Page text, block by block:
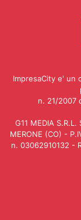
ImpresaCity e' un
n. 21/2007
G11 MEDIA
MERONE (CO) -
n. 03062910132 -